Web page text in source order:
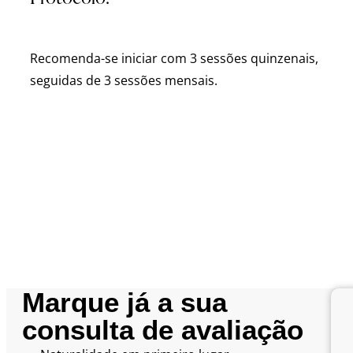
Recomenda-se iniciar com 3 sessões quinzenais,
seguidas de 3 sessões mensais.
Marque já a sua
consulta de avaliação